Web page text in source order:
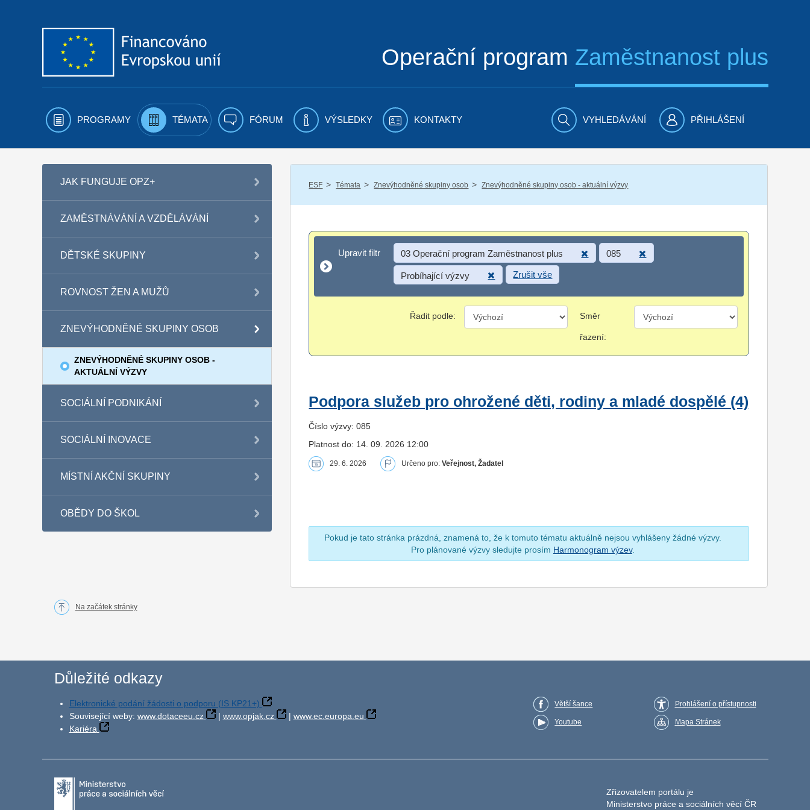
Operační program Zaměstnanost plus
PROGRAMY TÉMATA FÓRUM VÝSLEDKY KONTAKTY VYHLEDÁVÁNÍ PŘIHLÁŠENÍ
JAK FUNGUJE OPZ+
ZAMĚSTNÁVÁNÍ A VZDĚLÁVÁNÍ
DĚTSKÉ SKUPINY
ROVNOST ŽEN A MUŽŮ
ZNEVÝHODNĚNÉ SKUPINY OSOB
ZNEVÝHODNĚNÉ SKUPINY OSOB -
AKTUÁLNÍ VÝZVY
SOCIÁLNÍ PODNIKÁNÍ
SOCIÁLNÍ INOVACE
MÍSTNÍ AKČNÍ SKUPINY
OBĚDY DO ŠKOL
ESF / Témata / Znevýhodněné skupiny osob / Znevýhodněné skupiny osob - aktuální výzvy
Upravit filtr
Upravit filtr 03 Operační program Zaměstnanost plus 085
Probíhající výzvy Zrušit vše
Řadit podle: Směr
řazení:
Podpora služeb pro ohrožené děti, rodiny a mladé dospělé (4)
Číslo výzvy: 085
Platnost do: 14. 09. 2026 12:00
29. 6. 2026 Určeno pro:Veřejnost, Žadatel
Pokud je tato stránka prázdná, znamená to, že k tomuto tématu aktuálně nejsou vyhlášeny žádné výzvy.
Pro plánované výzvy sledujte prosím Harmonogram výzev.
Na začátek stránky
Důležité odkazy
Elektronické podání žádosti o podporu (IS KP21+)
Související weby: www.dotaceeu.cz | www.opjak.cz | www.ec.europa.eu
Kariéra
Větší šance
Youtube
Prohlášení o přístupnosti
Mapa Stránek
Zřizovatelem portálu je
Ministerstvo práce a sociálních věcí ČR